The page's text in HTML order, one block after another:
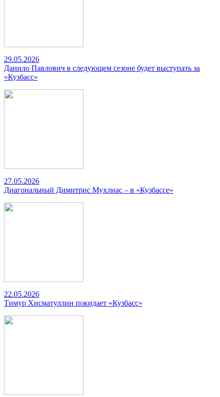
29.05.2026
Данило Павлович в следующем сезоне будет выступать за
«Кузбасс»
27.05.2026
Диагональный Димитрис Мухлиас – в «Кузбассе»
22.05.2026
Тимур Хисматуллин покидает «Кузбасс»